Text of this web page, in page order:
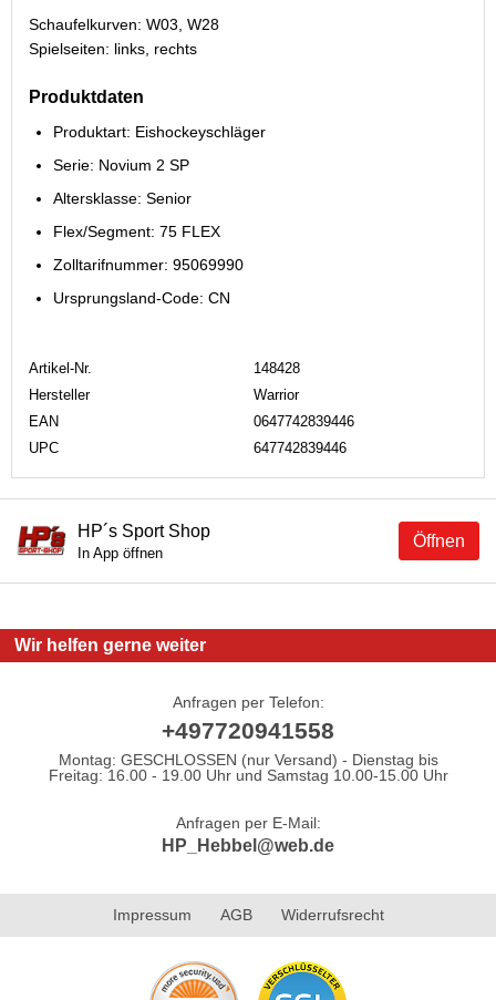
Schaufelkurven: W03, W28
Spielseiten: links, rechts
Produktdaten
Produktart: Eishockeyschläger
Serie: Novium 2 SP
Altersklasse: Senior
Flex/Segment: 75 FLEX
Zolltarifnummer: 95069990
Ursprungsland-Code: CN
Artikel-Nr.
148428
Hersteller
Warrior
EAN
0647742839446
UPC
647742839446
Öffnen
HP´s Sport Shop
In App öffnen
Wir helfen gerne weiter
Anfragen per Telefon:
+497720941558
Montag: GESCHLOSSEN (nur Versand) - Dienstag bis
Freitag: 16.00 - 19.00 Uhr und Samstag 10.00-15.00 Uhr
Anfragen per E-Mail:
HP_Hebbel@web.de
Impressum AGB Widerrufsrecht